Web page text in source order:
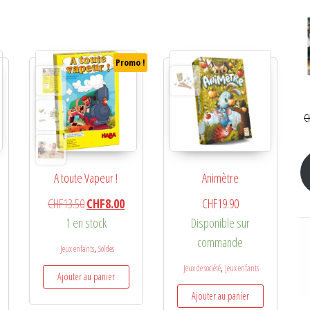
Promo !
A toute Vapeur !
CHF13.50Le prix initial était : CHF13.50.
CHF8.00Le prix actuel est : CHF8.00.
1 en stock
Jeux enfants,Soldes
Ajouter au panier
Animètre
CHF19.90
Disponible sur
commande
Jeux de société, Jeux enfants
Ajouter au panier